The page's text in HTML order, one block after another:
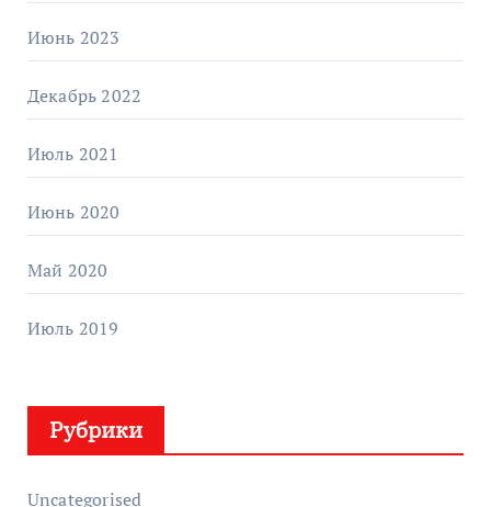
Июнь 2023
Декабрь 2022
Июль 2021
Июнь 2020
Май 2020
Июль 2019
Рубрики
Uncategorised